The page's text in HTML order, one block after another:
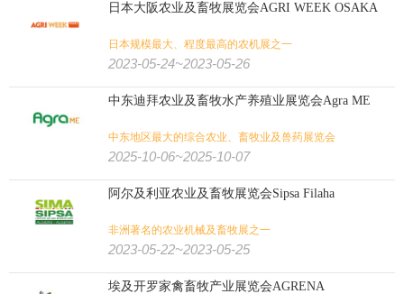
日本大阪农业及畜牧展览会AGRI WEEK OSAKA
日本规模最大、程度最高的农机展之一
2023-05-24~2023-05-26
中东迪拜农业及畜牧水产养殖业展览会Agra ME
中东地区最大的综合农业、畜牧业及兽药展览会
2025-10-06~2025-10-07
阿尔及利亚农业及畜牧展览会Sipsa Filaha
非洲著名的农业机械及畜牧展之一
2023-05-22~2023-05-25
埃及开罗家禽畜牧产业展览会AGRENA